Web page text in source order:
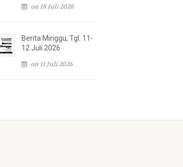
on 18 Juli 2026
Berita Minggu, Tgl. 11-
12 Juli 2026
on 11 Juli 2026